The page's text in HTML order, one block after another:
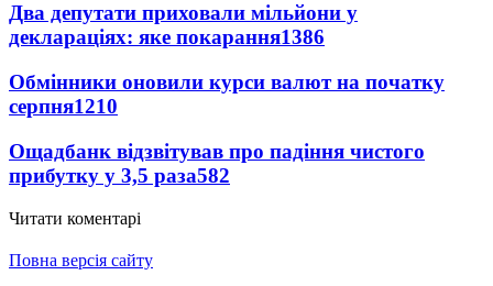
Два депутати приховали мільйони у
деклараціях: яке покарання1386
Обмінники оновили курси валют на початку
серпня1210
Ощадбанк відзвітував про падіння чистого
прибутку у 3,5 раза582
Читати коментарі
Повна версія сайту